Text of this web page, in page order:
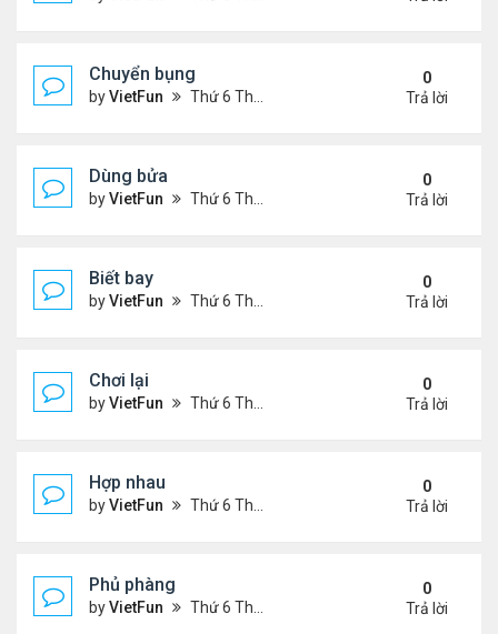
Chuyển bụng
byVietFun Thứ 6 Tháng 11 05, 2021 1:36 pm
0
Trả lời
Dùng bửa
byVietFun Thứ 6 Tháng 11 05, 2021 1:28 pm
0
Trả lời
Biết bay
byVietFun Thứ 6 Tháng 11 05, 2021 1:26 pm
0
Trả lời
Chơi lại
byVietFun Thứ 6 Tháng 11 05, 2021 1:11 pm
0
Trả lời
Hợp nhau
byVietFun Thứ 6 Tháng 11 05, 2021 1:10 pm
0
Trả lời
Phủ phàng
byVietFun Thứ 6 Tháng 11 05, 2021 12:53 pm
0
Trả lời